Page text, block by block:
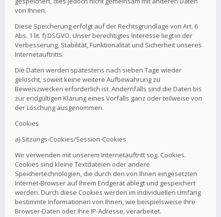
von Ihnen.
Diese Speicherung erfolgt auf der Rechtsgrundlage von Art. 6
Abs. 1 lit. f) DSGVO. Unser berechtigtes Interesse liegt in der
Verbesserung, Stabilität, Funktionalität und Sicherheit unseres
Internetauftritts.
Die Daten werden spätestens nach sieben Tage wieder
gelöscht, soweit keine weitere Aufbewahrung zu
Beweiszwecken erforderlich ist. Andernfalls sind die Daten bis
zur endgültigen Klärung eines Vorfalls ganz oder teilweise von
der Löschung ausgenommen.
Cookies
a) Sitzungs-Cookies/Session-Cookies
Wir verwenden mit unserem Internetauftritt sog. Cookies.
Cookies sind kleine Textdateien oder andere
Speichertechnologien, die durch den von Ihnen eingesetzten
Internet-Browser auf Ihrem Endgerät ablegt und gespeichert
werden. Durch diese Cookies werden im individuellen Umfang
bestimmte Informationen von Ihnen, wie beispielsweise Ihre
Browser-Daten oder Ihre IP-Adresse, verarbeitet.